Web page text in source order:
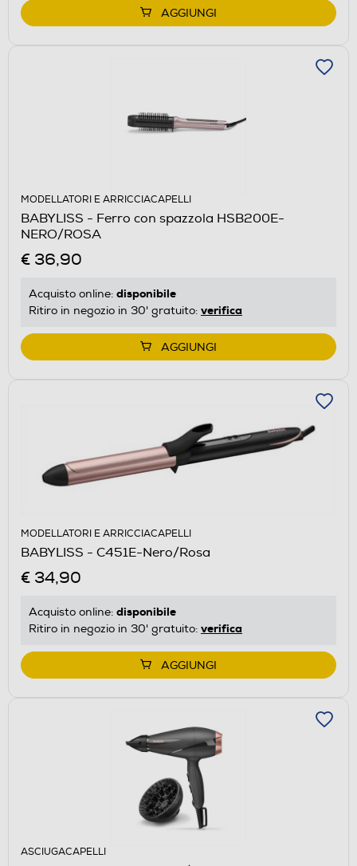
AGGIUNGI
MODELLATORI E ARRICCIACAPELLI
BABYLISS - Ferro con spazzola HSB200E-
NERO/ROSA
€ 36,90
Acquisto online: disponibile
Ritiro in negozio in 30' gratuito: verifica
AGGIUNGI
MODELLATORI E ARRICCIACAPELLI
BABYLISS - C451E-Nero/Rosa
€ 34,90
Acquisto online: disponibile
Ritiro in negozio in 30' gratuito: verifica
AGGIUNGI
ASCIUGACAPELLI